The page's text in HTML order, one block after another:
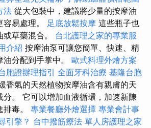
法 從大包裝中，建議將少量的按摩油
易處理。 足底放鬆按摩 這些瓶子也
草藥混合。 台北護理之家的專業服
介紹 按摩油泵可讓您簡單、快速、精
分配到手掌中。 歐式料理外燴方案
胞證辦理指引 全面牙科治療 基隆台胞
香氣的天然植物按摩油含有親膚的天
分。 它可以增加血液循環，加速新陳
毒。 專業餐廳外燴選擇 專業會計事
引擎？ 台中撥筋療法 單人房護理之家